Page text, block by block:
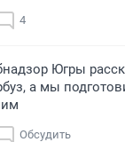
4
Югры
а мы
Обсудить